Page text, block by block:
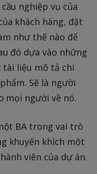
nghiệp vụ của
khách hàng, đặt
như thế nào để
đó dựa vào những
tài liệu mô tả chi
Sẽ là người
mọi người về nó.
BA trong vai trò
khuyến khích một
viên của dự án.